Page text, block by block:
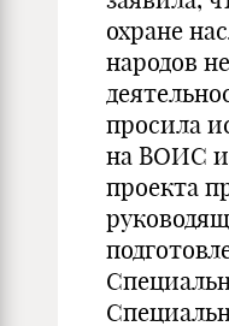
охране
народов
просила
на ВОИС
проекта